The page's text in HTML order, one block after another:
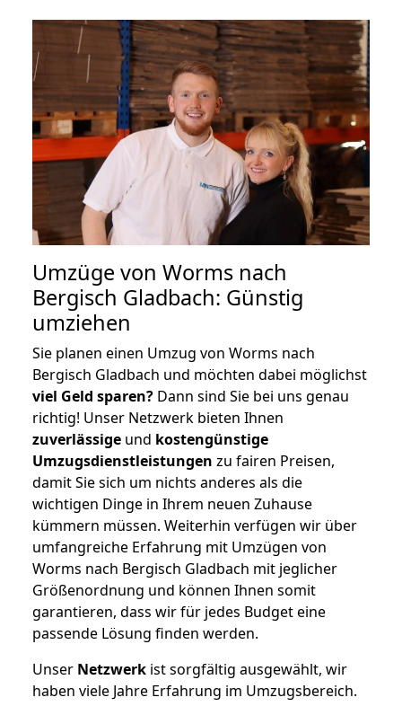
Umzüge von Worms nach
Bergisch Gladbach: Günstig
umziehen
Sie planen einen Umzug von Worms nach
Bergisch Gladbach und möchten dabei möglichst
viel Geld sparen? Dann sind Sie bei uns genau
richtig! Unser Netzwerk bieten Ihnen
zuverlässige und kostengünstige
Umzugsdienstleistungen zu fairen Preisen,
damit Sie sich um nichts anderes als die
wichtigen Dinge in Ihrem neuen Zuhause
kümmern müssen. Weiterhin verfügen wir über
umfangreiche Erfahrung mit Umzügen von
Worms nach Bergisch Gladbach mit jeglicher
Größenordnung und können Ihnen somit
garantieren, dass wir für jedes Budget eine
passende Lösung finden werden.
Unser Netzwerk ist sorgfältig ausgewählt, wir
haben viele Jahre Erfahrung im Umzugsbereich.